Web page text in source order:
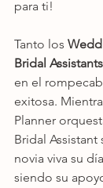
para ti!
Tanto los
Bridal Assistants
en el
exitosa.
Planner
Bridal
novia viva su
siendo su